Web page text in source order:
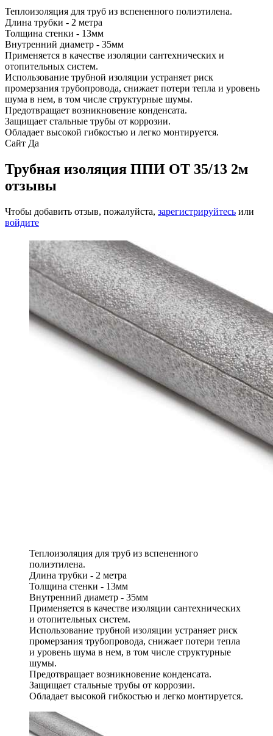
Теплоизоляция для труб из вспененного полиэтилена.
Длина трубки - 2 метра
Толщина стенки - 13мм
Внутренний диаметр - 35мм
Применяется в качестве изоляции сантехнических и
отопительных систем.
Использование трубной изоляции устраняет риск
промерзания трубопровода, снижает потери тепла и уровень
шума в нем, в том числе структурные шумы.
Предотвращает возникновение конденсата.
Защищает стальные трубы от коррозии.
Обладает высокой гибкостью и легко монтируется.
Сайт Да
Трубная изоляция ППИ ОТ 35/13 2м
отзывы
Чтобы добавить отзыв, пожалуйста, зарегистрируйтесь или
войдите
Теплоизоляция для труб из вспененного
полиэтилена.
Длина трубки - 2 метра
Толщина стенки - 13мм
Внутренний диаметр - 35мм
Применяется в качестве изоляции сантехнических
и отопительных систем.
Использование трубной изоляции устраняет риск
промерзания трубопровода, снижает потери тепла
и уровень шума в нем, в том числе структурные
шумы.
Предотвращает возникновение конденсата.
Защищает стальные трубы от коррозии.
Обладает высокой гибкостью и легко монтируется.